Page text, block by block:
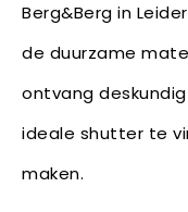
Berg&Berg in
de duurzame
ontvang
ideale shutter te
maken.